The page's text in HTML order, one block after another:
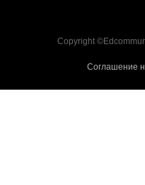
Copyright
Соглашение